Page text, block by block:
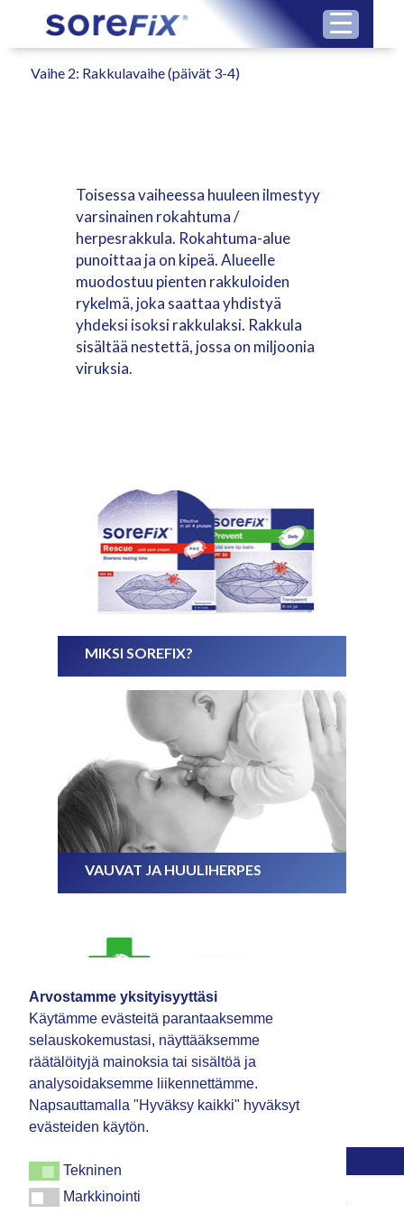
Arvostamme yksityisyyttäsi
Käytämme evästeitä parantaaksemme
selauskokemustasi, näyttääksemme
räätälöityjä mainoksia tai sisältöä ja
analysoidaksemme liikennettämme.
Napsauttamalla "Hyväksy kaikki" hyväksyt
evästeiden käytön.
TekninenTekninen
Markkinointi
Markkinointi
Vaihe 2: Rakkulavaihe (päivät 3-4)
Toisessa vaiheessa huuleen ilmestyy
varsinainen rokahtuma /
herpesrakkula. Rokahtuma-alue
punoittaa ja on kipeä. Alueelle
muodostuu pienten rakkuloiden
rykelmä, joka saattaa yhdistyä
yhdeksi isoksi rakkulaksi. Rakkula
sisältää nestettä, jossa on miljoonia
viruksia.
MIKSI SOREFIX?
VAUVAT JA HUULIHERPES
OSTA SOREFIXIA TÄÄLTÄ
© SoreFix 2024 | SoreFix on lääketieteellinen laite. Lue